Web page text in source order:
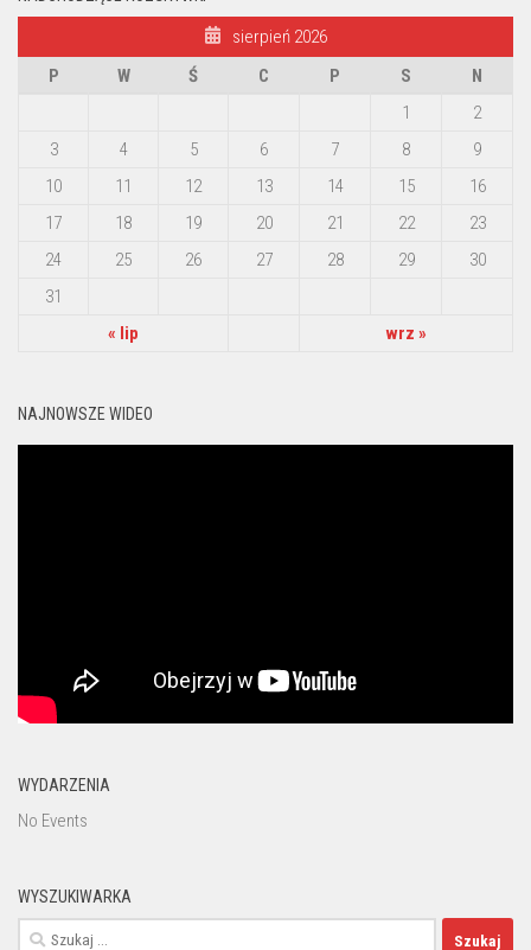
sierpień 2026
P
W Ś C P S
N
1
2
3
4 5 6 7 8
9
10
11 12 13 14 15
16
17
18 19 20 21 22
23
24
25 26 27 28 29
30
31
« lip
wrz »
NAJNOWSZE WIDEO
WYDARZENIA
No Events
WYSZUKIWARKA
Szukaj: